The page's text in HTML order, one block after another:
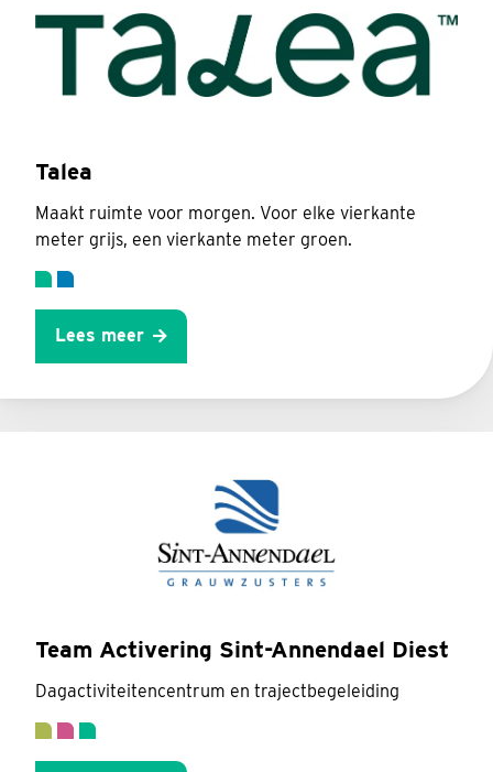
Talea
Maakt ruimte voor morgen. Voor elke vierkante
meter grijs, een vierkante meter groen.
Lees meer
Team Activering Sint-Annendael Diest
Dagactiviteitencentrum en trajectbegeleiding